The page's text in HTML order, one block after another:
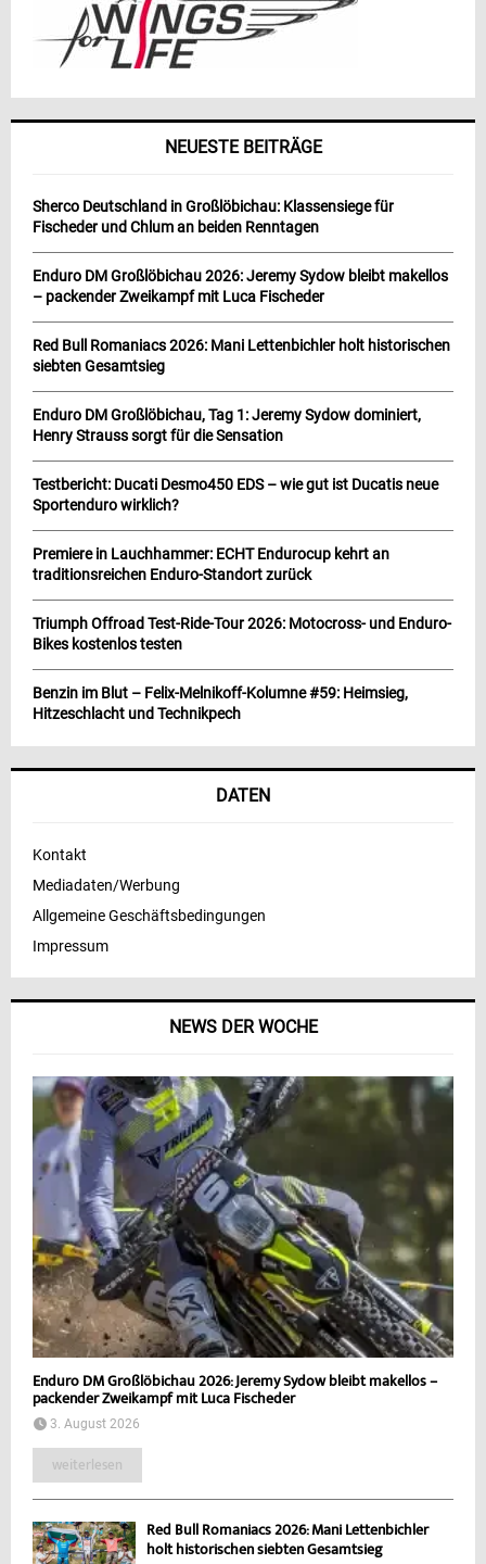
NEWS DER WOCHE
Enduro DM Großlöbichau 2026: Jeremy Sydow bleibt makellos –
packender Zweikampf mit Luca Fischeder
3. August 2026
weiterlesen
Red Bull Romaniacs 2026: Mani Lettenbichler
holt historischen siebten Gesamtsieg
NEUESTE BEITRÄGE
Sherco Deutschland in Großlöbichau: Klassensiege für
Fischeder und Chlum an beiden Renntagen
Enduro DM Großlöbichau 2026: Jeremy Sydow bleibt makellos
– packender Zweikampf mit Luca Fischeder
Red Bull Romaniacs 2026: Mani Lettenbichler holt historischen
siebten Gesamtsieg
Enduro DM Großlöbichau, Tag 1: Jeremy Sydow dominiert,
Henry Strauss sorgt für die Sensation
Testbericht: Ducati Desmo450 EDS – wie gut ist Ducatis neue
Sportenduro wirklich?
Premiere in Lauchhammer: ECHT Endurocup kehrt an
traditionsreichen Enduro-Standort zurück
Triumph Offroad Test-Ride-Tour 2026: Motocross- und Enduro-
Bikes kostenlos testen
Benzin im Blut – Felix-Melnikoff-Kolumne #59: Heimsieg,
Hitzeschlacht und Technikpech
DATEN
Kontakt
Mediadaten/Werbung
Allgemeine Geschäftsbedingungen
Impressum